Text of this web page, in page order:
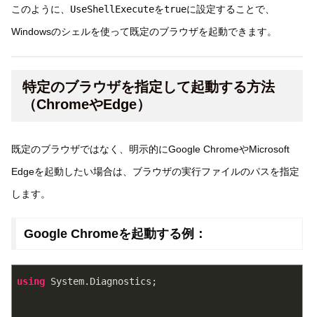
このように、 UseShellExecuteをtrueに設定することで、
Windowsのシェルを使って既定のブラウザを起動できます。
特定のブラウザを指定して起動する方法
（ChromeやEdge）
既定のブラウザではなく、明示的にGoogle ChromeやMicrosoft
Edgeを起動したい場合は、ブラウザの実行ファイルのパスを指定
します。
Google Chromeを起動する例：
using System.Diagnostics;